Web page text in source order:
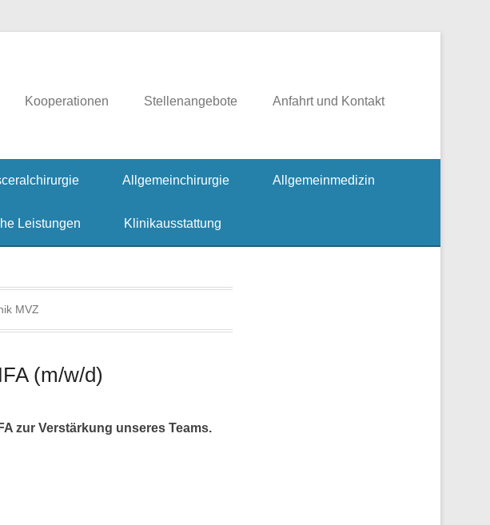
Kooperationen Stellenangebote Anfahrt und Kontakt
Allgemeinchirurgie Allgemeinmedizin
Leistungen Klinikausstattung
MVZ
(m/w/d)
zur Verstärkung unseres Teams.